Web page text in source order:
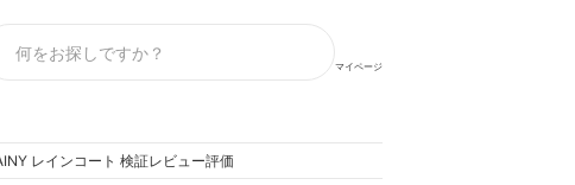
マイページ
レインコート 検証レビュー評価